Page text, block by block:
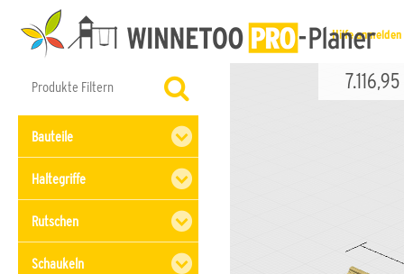
Hilfe anmelden
Bauteile
Haltegriffe
Rutschen
Schaukeln